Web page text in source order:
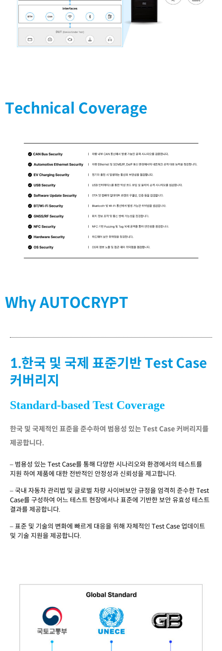
Technical Coverage
Why AUTOCRYPT
1.한국 및 국제 표준기반 Test Case
커버리지​
Standard-based Test Coverage
한국 및 국제적인 표준을 준수하여 범용성 있는 Test Case 커버리지를
제공합니다.
– 범용성 있는 Test Case를 통해 다양한 시나리오와 환경에서의 테스트를
지원 하여 제품에 대한 전반적인 안정성과 신뢰성을 제고합니다.​
– 국내 자동차 관리법 및 글로벌 차량 사이버보안 규정을 엄격히 준수한 Test
Case를 구성하여 어느 테스트 현장에서나 표준에 기반한 보안 유효성 테스트
결과를 제공합니다.​
– 표준 및 기술의 변화에 빠르게 대응을 위해 자체적인 Test Case 업데이트
및 기술 지원을 제공합니다.